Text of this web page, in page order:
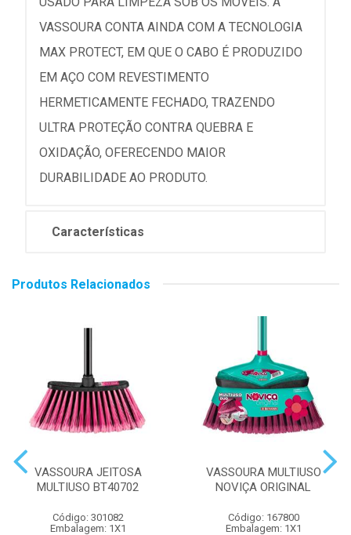
VASSOURA CONTA AINDA COM A TECNOLOGIA
MAX PROTECT, EM QUE O CABO É PRODUZIDO
EM AÇO COM REVESTIMENTO
HERMETICAMENTE FECHADO, TRAZENDO
ULTRA PROTEÇÃO CONTRA QUEBRA E
OXIDAÇÃO, OFERECENDO MAIOR
DURABILIDADE AO PRODUTO.
Características
Produtos Relacionados
VASSOURA JEITOSA
MULTIUSO BT40702
Código: 301082
Embalagem: 1X1
VASSOURA MULTIUSO
NOVIÇA ORIGINAL
Código: 167800
Embalagem: 1X1